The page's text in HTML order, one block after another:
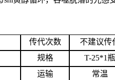
传代次数
不建议传
规格
T-25*1瓶
运输
常温